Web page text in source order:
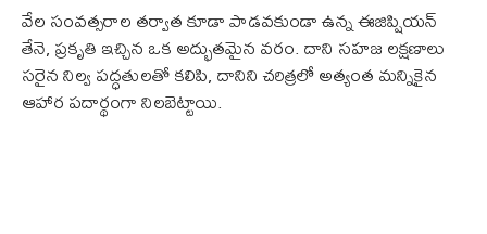
వేల సంవత్సరాల తర్వాత కూడా పాడవకుండా ఉన్న ఈజిప్షియన్
తేనె, ప్రకృతి ఇచ్చిన ఒక అద్భుతమైన వరం. దాని సహజ లక్షణాలు
సరైన నిల్వ పద్ధతులతో కలిపి, దానిని చరిత్రలో అత్యంత మన్నికైన
ఆహార పదార్థంగా నిలబెట్టాయి.